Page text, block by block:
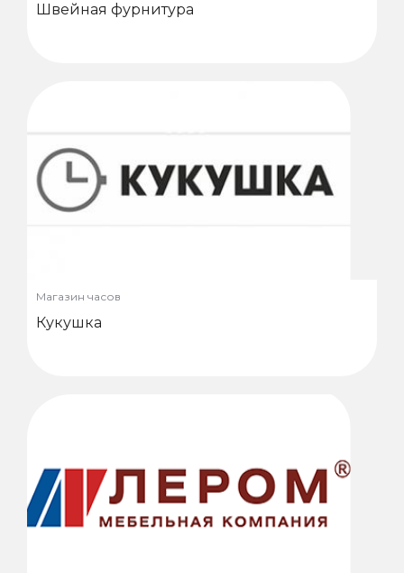
Швейная фурнитура
Магазин часов
Кукушка